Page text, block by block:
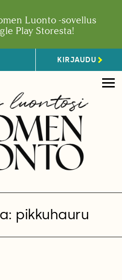
Luonto -sovellus
Play Storesta!
KIRJAUDU
pikkuhauru